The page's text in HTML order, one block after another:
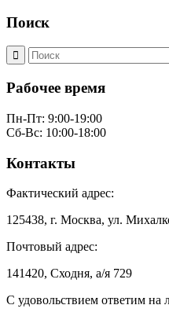
Поиск
Рабочее время
Пн-Пт: 9:00-19:00
Сб-Вс: 10:00-18:00
Контакты
Фактический адрес:
125438, г. Москва, ул.
Почтовый адрес:
141420, Сходня, а/я 729
С удовольствием ответим